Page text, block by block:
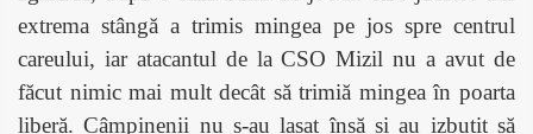
extrema stângă a trimis mingea pe jos spre centrul
careului, iar atacantul de la CSO Mizil nu a avut de
făcut nimic mai mult decât să trimiă mingea în poarta
liberă. Câmpinenii nu s-au lasat însă și au izbutit să